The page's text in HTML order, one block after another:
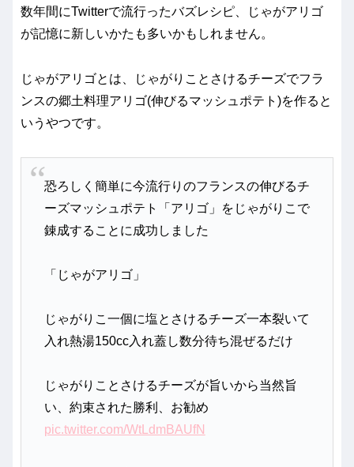
数年間にTwitterで流行ったバズレシピ、じゃがアリゴ
が記憶に新しいかたも多いかもしれません。
じゃがアリゴとは、じゃがりことさけるチーズでフラ
ンスの郷土料理アリゴ(伸びるマッシュポテト)を作ると
いうやつです。
恐ろしく簡単に今流行りのフランスの伸びるチ
ーズマッシュポテト「アリゴ」をじゃがりこで
錬成することに成功しました
「じゃがアリゴ」
じゃがりこ一個に塩とさけるチーズ一本裂いて
入れ熱湯150cc入れ蓋し数分待ち混ぜるだけ
じゃがりことさけるチーズが旨いから当然旨
い、約束された勝利、お勧め
pic.twitter.com/WtLdmBAUfN